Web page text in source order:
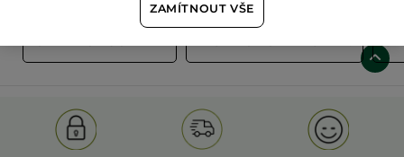
ZAMÍTNOUT VŠE